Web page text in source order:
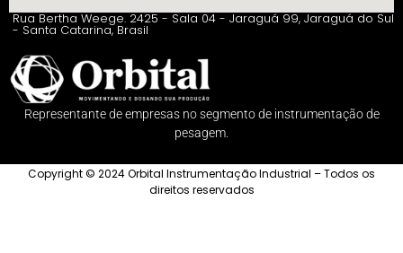
Rua Bertha Weege. 2425 - Sala 04 - Jaraguá 99, Jaraguá do Sul
- Santa Catarina, Brasil
Representante de empresas no segmento de instrumentação de
pesagem.
Copyright © 2024 Orbital Instrumentação Industrial – Todos os
direitos reservados